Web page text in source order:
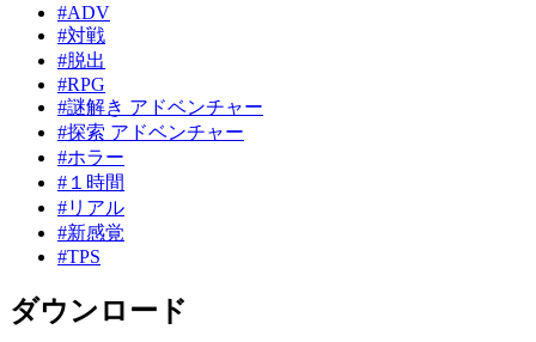
#ADV
#対戦
#脱出
#RPG
#謎解き アドベンチャー
#探索 アドベンチャー
#ホラー
#１時間
#リアル
#新感覚
#TPS
ダウンロード